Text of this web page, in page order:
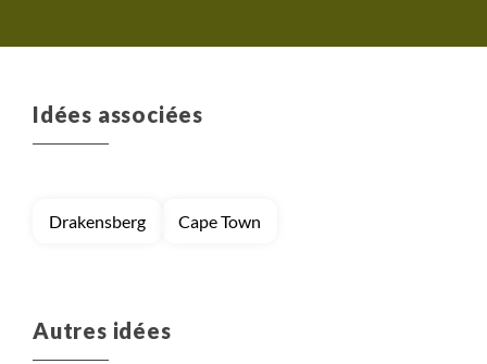
Idées associées
Drakensberg Cape Town
Autres idées